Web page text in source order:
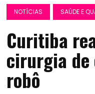
NOTÍCIAS SAÚDE E
Curitiba
cirurgia de
robô